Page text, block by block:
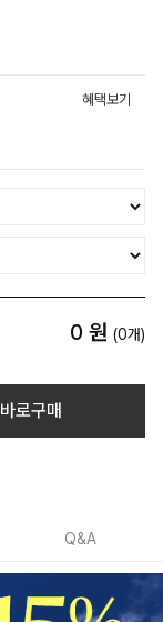
혜택보기
0 원 (0개)
바로구매
Q&A